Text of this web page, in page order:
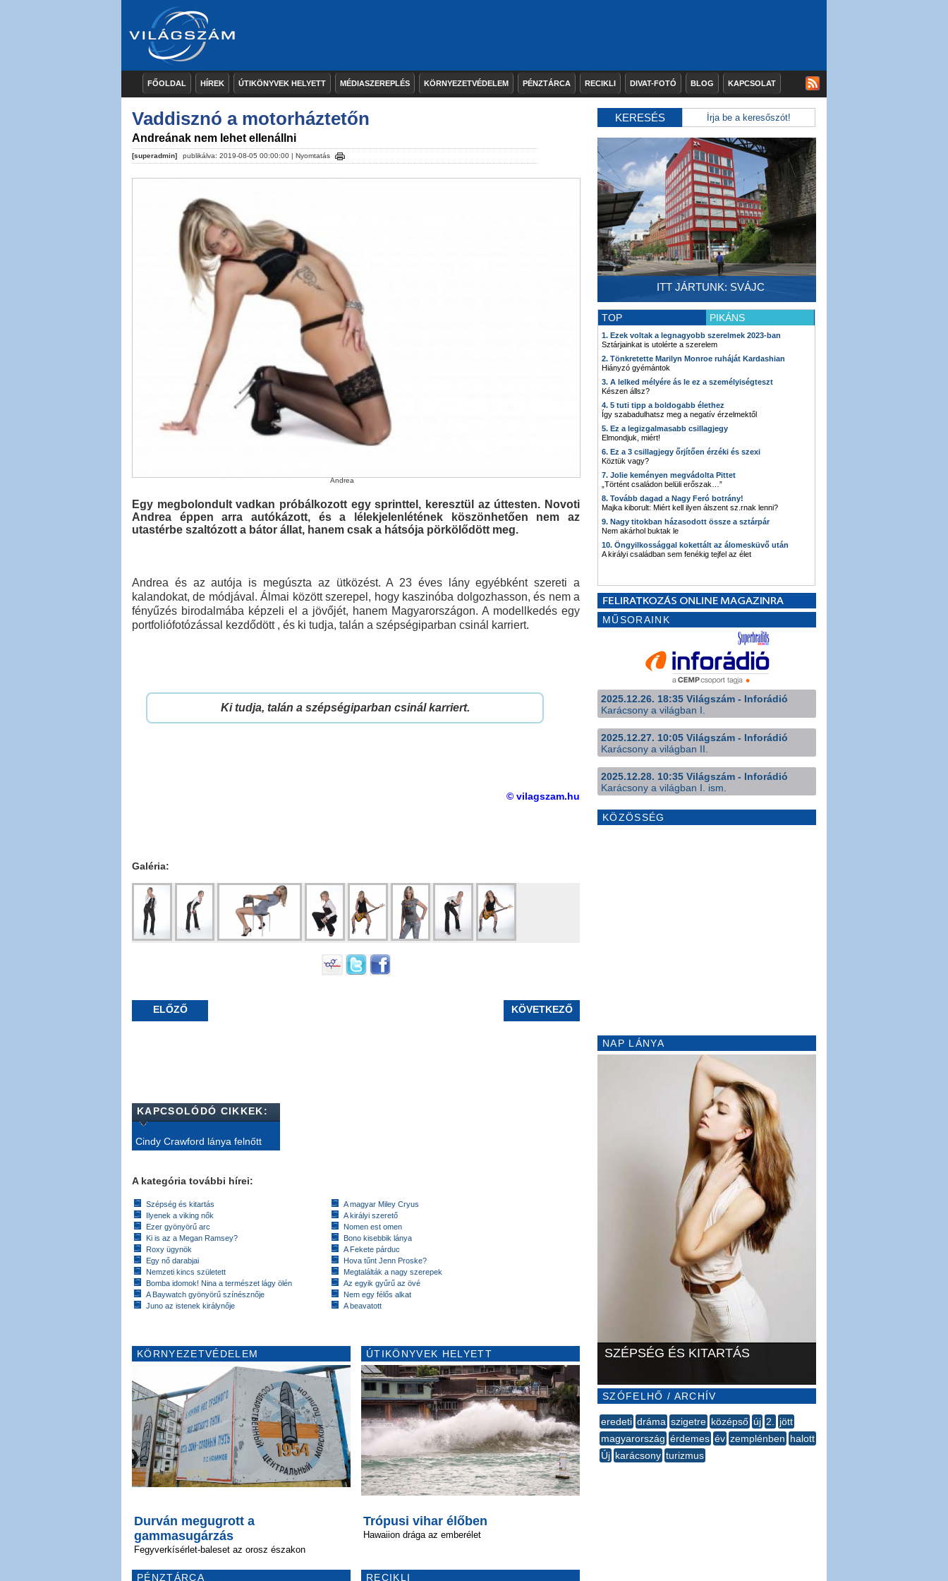
FŐOLDAL HÍREK ÚTIKÖNYVEK HELYETT MÉDIASZEREPLÉS KÖRNYEZETVÉDELEM PÉNZTÁRCA RECIKLI DIVAT-FOTÓ BLOG KAPCSOLAT
Vaddisznó a motorháztetőn
Andreának nem lehet ellenállni
[superadmin] publikálva: 2019-08-05 00:00:00 | Nyomtatás
Andrea
Egy megbolondult vadkan próbálkozott egy sprinttel, keresztül az úttesten. Novoti
Andrea éppen arra autókázott, és a lélekjelenlétének köszönhetően nem az
utastérbe szaltózott a bátor állat, hanem csak a hátsója pörkölődött meg.
Andrea és az autója is megúszta az ütközést. A 23 éves lány egyébként szereti a
kalandokat, de módjával. Álmai között szerepel, hogy kaszinóba dolgozhasson, és nem a
fényűzés birodalmába képzeli el a jövőjét, hanem Magyarországon. A modellkedés egy
portfoliófotózással kezdődött , és ki tudja, talán a szépségiparban csinál karriert.
Ki tudja, talán a szépségiparban csinál karriert.
© vilagszam.hu
Galéria:
ELŐZŐ KÖVETKEZŐ
KAPCSOLÓDÓ CIKKEK:
Cindy Crawford lánya felnőtt
A kategória további hírei:
Szépség és kitartás
Ilyenek a viking nők
Ezer gyönyörű arc
Ki is az a Megan Ramsey?
Roxy ügynök
Egy nő darabjai
Nemzeti kincs született
Bomba idomok! Nina a természet lágy ölén
A Baywatch gyönyörű színésznője
Juno az istenek királynője
A magyar Miley Cryus
A királyi szerető
Nomen est omen
Bono kisebbik lánya
A Fekete párduc
Hova tűnt Jenn Proske?
Megtalálták a nagy szerepek
Az egyik gyűrű az övé
Nem egy félős alkat
A beavatott
KÖRNYEZETVÉDELEM
Durván megugrott a
gammasugárzás
Fegyverkísérlet-baleset az orosz északon
PÉNZTÁRCA
ÚTIKÖNYVEK HELYETT
Trópusi vihar élőben
Hawaiion drága az emberélet
RECIKLI
KERESÉS
ITT JÁRTUNK: SVÁJC
TOP PIKÁNS
1. Ezek voltak a legnagyobb szerelmek 2023-ban
Sztárjainkat is utolérte a szerelem
2. Tönkretette Marilyn Monroe ruháját Kardashian
Hiányzó gyémántok
3. A lelked mélyére ás le ez a személyiségteszt
Készen állsz?
4. 5 tuti tipp a boldogabb élethez
Így szabadulhatsz meg a negatív érzelmektől
5. Ez a legizgalmasabb csillagjegy
Elmondjuk, miért!
6. Ez a 3 csillagjegy őrjítően érzéki és szexi
Köztük vagy?
7. Jolie keményen megvádolta Pittet
„Történt családon belüli erőszak…”
8. Tovább dagad a Nagy Feró botrány!
Majka kiborult: Miért kell ilyen álszent sz.rnak lenni?
9. Nagy titokban házasodott össze a sztárpár
Nem akárhol buktak le
10. Öngyilkossággal kokettált az álomesküvő után
A királyi családban sem fenékig tejfel az élet
MŰSORAINK
2025.12.26. 18:35 Világszám - Inforádió
Karácsony a világban I.
2025.12.27. 10:05 Világszám - Inforádió
Karácsony a világban II.
2025.12.28. 10:35 Világszám - Inforádió
Karácsony a világban I. ism.
KÖZÖSSÉG
NAP LÁNYA
SZÉPSÉG ÉS KITARTÁS
SZÓFELHŐ / ARCHÍV
eredeti dráma szigetre középső új 2.
jött
magyarország érdemes év zemplénben halott
Új karácsony turizmus